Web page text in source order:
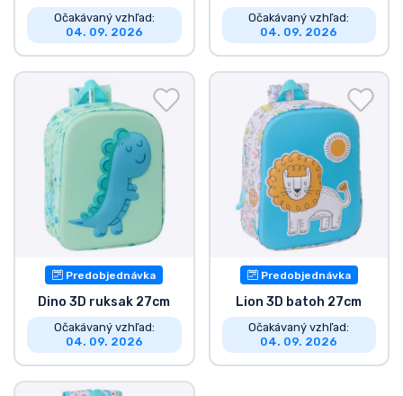
Očakávaný vzhľad:
04. 09. 2026
Očakávaný vzhľad:
04. 09. 2026
Predobjednávka
Dino 3D ruksak 27cm
Očakávaný vzhľad:
04. 09. 2026
Predobjednávka
Lion 3D batoh 27cm
Očakávaný vzhľad:
04. 09. 2026